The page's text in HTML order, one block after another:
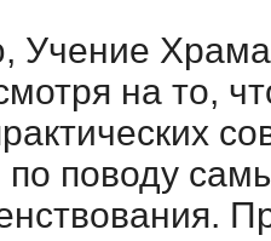
Учение
на то,
поводу